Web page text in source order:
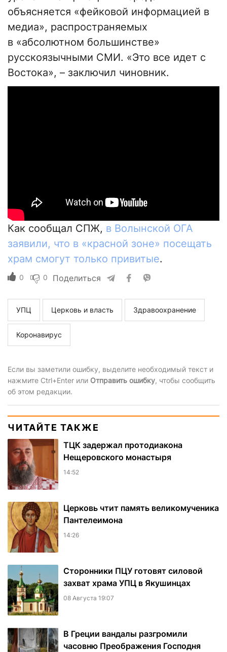
объясняется «фейковой информацией в
медиа», распространяемых
в «абсолютном большинстве»
русскоязычными СМИ. «Это все идет с
Востока», – заключил чиновник.
Как сообщал СПЖ, в Волынской ОГА
заявили, что в «красной зоне» посещать
храм смогут только привитые.
0 0 Поделиться
УПЦ Церковь и власть Здравоохранение
Коронавирус
Если вы заметили ошибку, выделите необходимый текст и
нажмите Ctrl+Enter или Отправить ошибку, чтобы сообщить
об этом редакции.
ЧИТАЙТЕ ТАКЖЕ
ТЦК задержал протодиакона
Нещеровского монастыря
14:52
Церковь чтит память великомученика
Пантелеимона
14:26
Сторонники ПЦУ готовят силовой
захват храма УПЦ в Якушинцах
08 Августа 19:07
В Греции вандалы разгромили
часовню Преображения Господня